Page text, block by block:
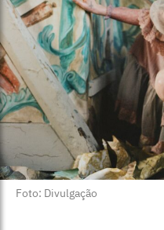
Foto: Divulgação